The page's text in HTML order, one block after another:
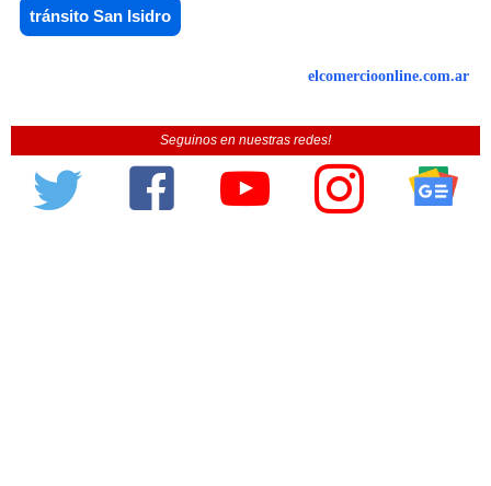
tránsito San Isidro
elcomercioonline.com.ar
Seguinos en nuestras redes!